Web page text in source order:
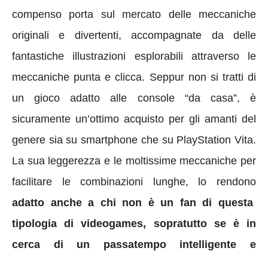
compenso porta sul mercato delle meccaniche
originali e divertenti, accompagnate da delle
fantastiche illustrazioni esplorabili attraverso le
meccaniche punta e clicca. Seppur non si tratti di
un gioco adatto alle console “da casa”, è
sicuramente un’ottimo acquisto per gli amanti del
genere sia su smartphone che su PlayStation Vita.
La sua leggerezza e le moltissime meccaniche per
facilitare le combinazioni lunghe, lo rendono
adatto anche a chi non è un fan di questa
tipologia di videogames, sopratutto se è in
cerca di un passatempo intelligente e